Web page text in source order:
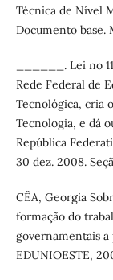
Técnica de Nível
Documento base.
______. Lei no
Rede Federal de
Tecnológica, cria
Tecnologia, e dá
República
30 dez. 2008.
CÊA, Georgia
formação do
governamentais a
EDUNIOESTE,